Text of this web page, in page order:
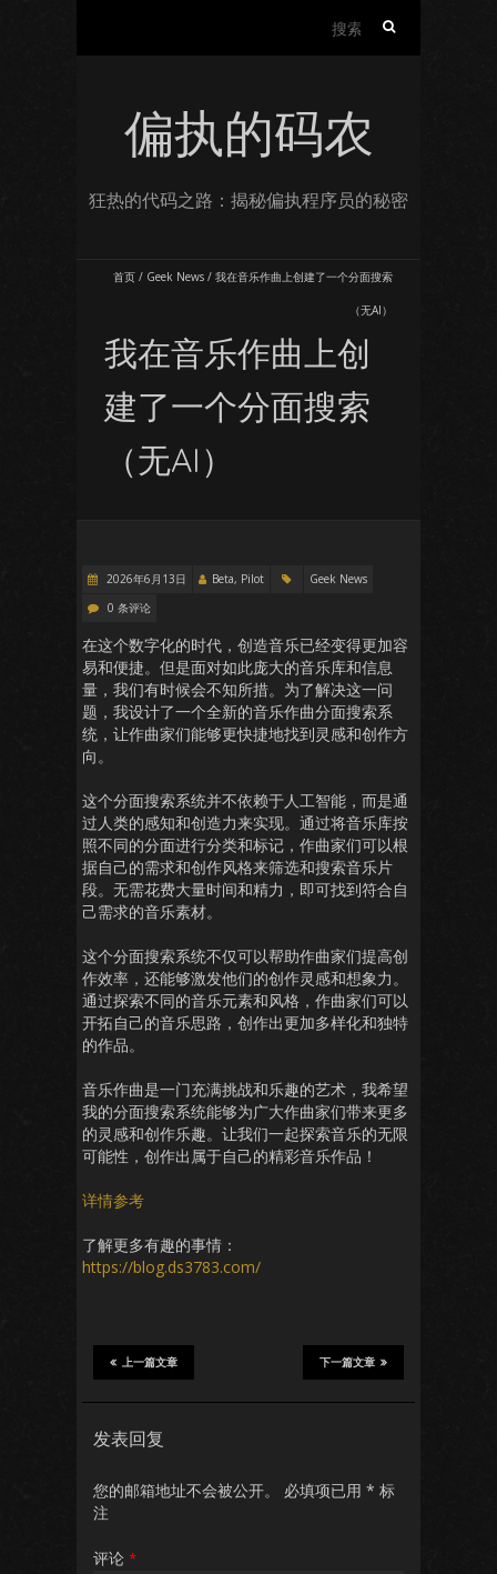
偏执的码农
狂热的代码之路：揭秘偏执程序员的秘密
首页 / Geek News / 我在音乐作曲上创建了一个分面搜索
（无AI）
我在音乐作曲上创
建了一个分面搜索
（无AI）
2026年6月13日 Beta, Pilot
Geek News
0 条评论
在这个数字化的时代，创造音乐已经变得更加容
易和便捷。但是面对如此庞大的音乐库和信息
量，我们有时候会不知所措。为了解决这一问
题，我设计了一个全新的音乐作曲分面搜索系
统，让作曲家们能够更快捷地找到灵感和创作方
向。
这个分面搜索系统并不依赖于人工智能，而是通
过人类的感知和创造力来实现。通过将音乐库按
照不同的分面进行分类和标记，作曲家们可以根
据自己的需求和创作风格来筛选和搜索音乐片
段。无需花费大量时间和精力，即可找到符合自
己需求的音乐素材。
这个分面搜索系统不仅可以帮助作曲家们提高创
作效率，还能够激发他们的创作灵感和想象力。
通过探索不同的音乐元素和风格，作曲家们可以
开拓自己的音乐思路，创作出更加多样化和独特
的作品。
音乐作曲是一门充满挑战和乐趣的艺术，我希望
我的分面搜索系统能够为广大作曲家们带来更多
的灵感和创作乐趣。让我们一起探索音乐的无限
可能性，创作出属于自己的精彩音乐作品！
详情参考
了解更多有趣的事情：
https://blog.ds3783.com/
下一篇文章
上一篇文章
发表回复
您的邮箱地址不会被公开。 必填项已用 * 标
注
评论 *